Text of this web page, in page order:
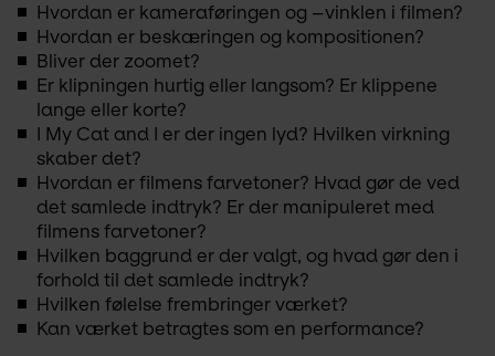
Hvordan er kameraføringen og –vinklen i filmen?
Hvordan er beskæringen og kompositionen?
Bliver der zoomet?
Er klipningen hurtig eller langsom? Er klippene
lange eller korte?
I My Cat and I er der ingen lyd? Hvilken virkning
skaber det?
Hvordan er filmens farvetoner? Hvad gør de ved
det samlede indtryk? Er der manipuleret med
filmens farvetoner?
Hvilken baggrund er der valgt, og hvad gør den i
forhold til det samlede indtryk?
Hvilken følelse frembringer værket?
Kan værket betragtes som en performance?